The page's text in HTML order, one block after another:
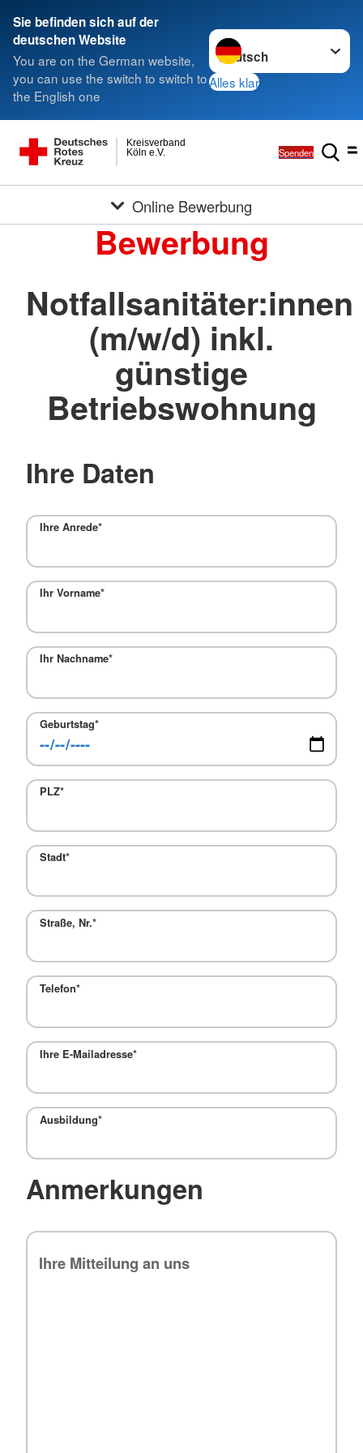
Sie befinden sich auf der
deutschen Website
You are on the German website,
you can use the switch to switch to
the English one
Sprache wechseln zu
Alles klar
Köln e.V.
Kreisverband
Spenden
Online Bewerbung
Bewerbung
Notfallsanitäter:innen
(m/w/d) inkl.
günstige
Betriebswohnung
Ihre Daten
Ihre Anrede*
Ihr Vorname*
Ihr Nachname*
Geburtstag*
PLZ*
Stadt*
Straße, Nr.*
Telefon*
Ihre E-Mailadresse*
Ausbildung*
Anmerkungen